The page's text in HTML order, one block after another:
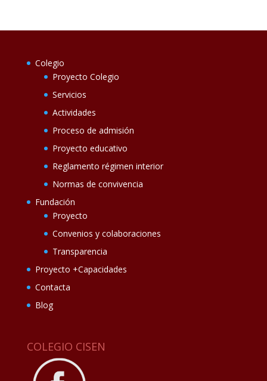
Colegio
Proyecto Colegio
Servicios
Actividades
Proceso de admisión
Proyecto educativo
Reglamento régimen interior
Normas de convivencia
Fundación
Proyecto
Convenios y colaboraciones
Transparencia
Proyecto +Capacidades
Contacta
Blog
COLEGIO CISEN